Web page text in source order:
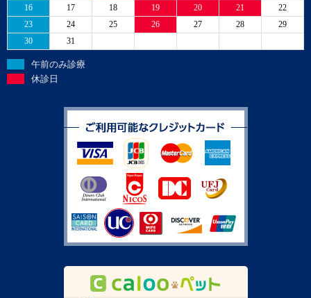
16
17 18 19 20 21
22
23
24 25 26 27 28
29
30
31
午前のみ診療
休診日